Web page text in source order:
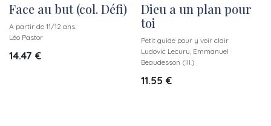
Face au but (col. Défi)
A partir de 11/12 ans.
Léo Pastor
14.47 €
Dieu a un plan pour
toi
Petit guide pour y voir clair
Ludovic Lecuru, Emmanuel
Beaudesson (Ill.)
11.55 €